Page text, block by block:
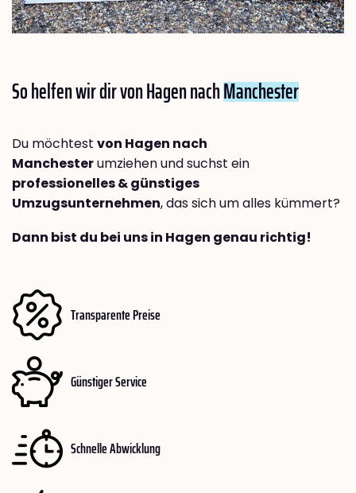
So helfen wir dir von Hagen nachManchester
Du möchtest von Hagen nach
Manchesterumziehen und suchst ein
professionelles & günstiges
Umzugsunternehmen, das sich um alles kümmert?
Dann bist du bei uns in Hagen genau richtig!
Transparente Preise
Günstiger Service
Schnelle Abwicklung